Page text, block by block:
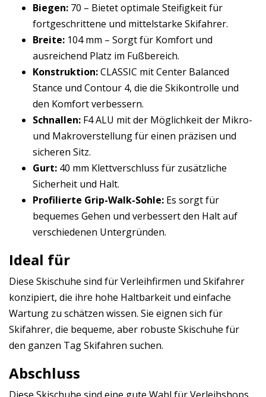
Biegen: 70 – Bietet optimale Steifigkeit für
fortgeschrittene und mittelstarke Skifahrer.
Breite: 104 mm – Sorgt für Komfort und
ausreichend Platz im Fußbereich.
Konstruktion:CLASSIC mit Center Balanced
Stance und Contour 4, die die Skikontrolle und
den Komfort verbessern.
Schnallen: F4 ALU mit der Möglichkeit der Mikro-
und Makroverstellung für einen präzisen und
sicheren Sitz.
Gurt: 40 mm Klettverschluss für zusätzliche
Sicherheit und Halt.
Profilierte Grip-Walk-Sohle: Es sorgt für
bequemes Gehen und verbessert den Halt auf
verschiedenen Untergründen.
Ideal für
Diese Skischuhe sind für Verleihfirmen und Skifahrer
konzipiert, die ihre hohe Haltbarkeit und einfache
Wartung zu schätzen wissen. Sie eignen sich für
Skifahrer, die bequeme, aber robuste Skischuhe für
den ganzen Tag Skifahren suchen.
Abschluss